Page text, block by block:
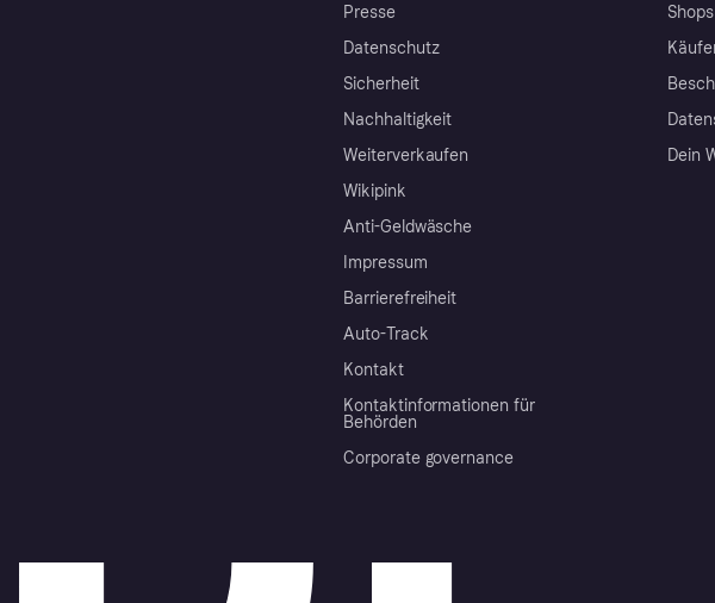
Presse
Datenschutz
Sicherheit
Nachhaltigkeit
Weiterverkaufen
Wikipink
Anti-Geldwäsche
Impressum
Barrierefreiheit
Auto-Track
Kontakt
Kontaktinformationen für
Behörden
Corporate governance
Dein